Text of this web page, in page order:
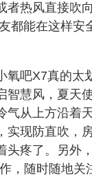
者热风直接吹
都能在这样安
吧X7真的太
智慧风，夏天
气从上方沿着
实现防直吹，
头疼了。另外
，随时随地关